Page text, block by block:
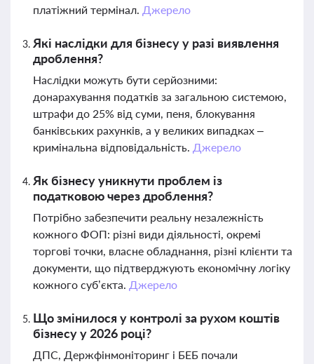
платіжний термінал. Джерело
Які наслідки для бізнесу у разі виявлення
дроблення?
Наслідки можуть бути серйозними:
донарахування податків за загальною системою,
штрафи до 25% від суми, пеня, блокування
банківських рахунків, а у великих випадках –
кримінальна відповідальність. Джерело
Як бізнесу уникнути проблем із
податковою через дроблення?
Потрібно забезпечити реальну незалежність
кожного ФОП: різні види діяльності, окремі
торгові точки, власне обладнання, різні клієнти та
документи, що підтверджують економічну логіку
кожного суб’єкта. Джерело
Що змінилося у контролі за рухом коштів
бізнесу у 2026 році?
ДПС, Держфінмоніторинг і БЕБ почали